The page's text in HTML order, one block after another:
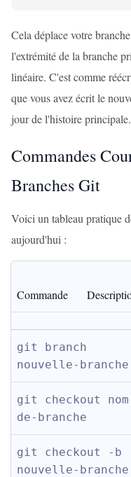
Cela déplace votre
l'extrémité de la branche
linéaire. C'est comme
que vous avez écrit le
jour de l'histoire principale.
Commandes
Branches Git
Voici un tableau pratique
aujourd'hui :
Commande
git branch
nouvelle-branche
git checkout
de-branche
git checkout -b
nouvelle-branche